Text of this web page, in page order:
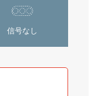
信号なし